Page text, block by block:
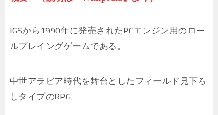
IGSから1990年に発売されたPCエンジン用のロー
ルプレイングゲームである。
中世アラビア時代を舞台としたフィールド見下ろ
しタイプのRPG。